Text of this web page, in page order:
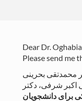
Dear Dr.
Please send me
محمدتقی بحرینی
شرفی، دکتر
برای دانشجویان